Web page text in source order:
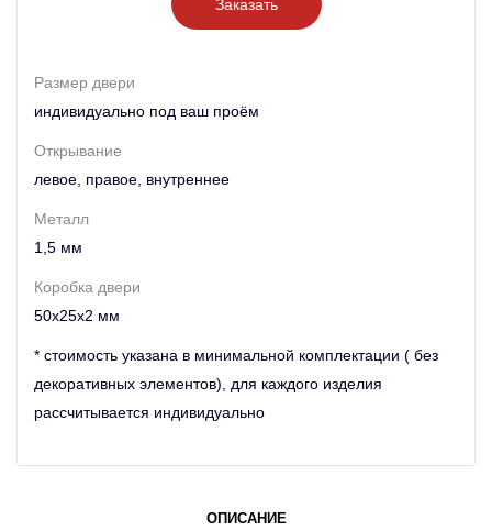
Заказать
Размер двери
индивидуально под ваш проём
Открывание
левое, правое, внутреннее
Металл
1,5 мм
Коробка двери
50х25х2 мм
* стоимость указана в минимальной комплектации ( без
декоративных элементов), для каждого изделия
рассчитывается индивидуально
ОПИСАНИЕ